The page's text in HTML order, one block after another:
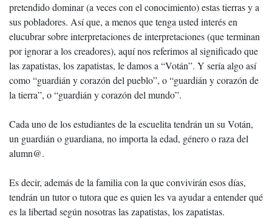
pretendido dominar (a veces con el conocimiento) estas tierras y a
sus pobladores. Así que, a menos que tenga usted interés en
elucubrar sobre interpretaciones de interpretaciones (que terminan
por ignorar a los creadores), aquí nos referimos al significado que
las zapatistas, los zapatistas, le damos a “Votán”. Y sería algo así
como “guardián y corazón del pueblo”, o “guardián y corazón de
la tierra”, o “guardián y corazón del mundo”.
Cada uno de los estudiantes de la escuelita tendrán un su Votán,
un guardián o guardiana, no importa la edad, género o raza del
alumn@.
Es decir, además de la familia con la que convivirán esos días,
tendrán un tutor o tutora que es quien les va ayudar a entender qué
es la libertad según nosotras las zapatistas, los zapatistas.